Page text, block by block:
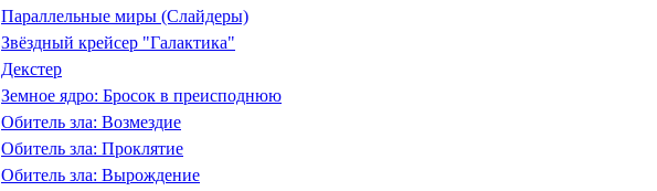
Параллельные миры (Слайдеры)
Звёздный крейсер "Галактика"
Декстер
Земное ядро: Бросок в преисподнюю
Обитель зла: Возмездие
Обитель зла: Проклятие
Обитель зла: Вырождение